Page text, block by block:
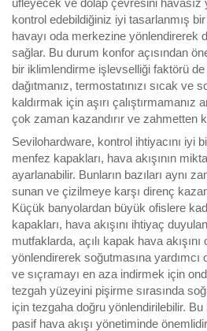
üfleyecek ve dolap çevresini havasız
kontrol edebildiğiniz iyi tasarlanmış
havayı oda merkezine yönlendirerek
sağlar. Bu durum konfor açısından
bir iklimlendirme işlevselliği faktörü
dağıtmanız, termostatınızı sıcak ve
kaldırmak için aşırı çalıştırmamanız
çok zaman kazandırır ve zahmetten
Sevilohardware, kontrol ihtiyacını iyi
menfez kapakları, hava akışının
ayarlanabilir. Bunların bazıları aynı
sunan ve çizilmeye karşı direnç
Küçük banyolardan büyük ofislere
kapakları, hava akışını ihtiyaç
mutfaklarda, açılı kapak hava
yönlendirerek soğutmasına yardımcı
ve sıçramayı en aza indirmek için
tezgah yüzeyini pişirme sırasında
için tezgaha doğru yönlendirilebilir.
pasif hava akışı yönetiminde